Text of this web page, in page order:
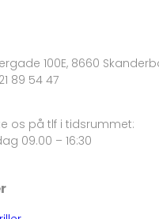
100E, 8660
89 54 47
os på tlf i tidsrummet:
09.00 – 16:30